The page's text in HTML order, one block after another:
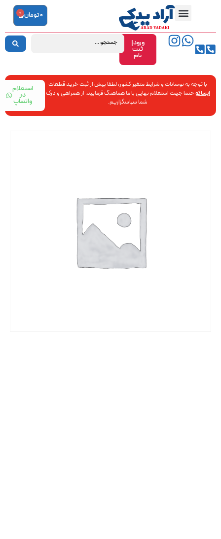
ورود|
ثبت
نام
0تومان 0
با توجه به نوسانات و شرایط متغیر کشور، لطفا پیش از ثبت خرید قطعات
ایساکوحتما جهت استعلام نهایی با ما هماهنگ فرمایید. از همراهی و درک
شما سپاسگزاریم.
استعلام
در
واتساپ